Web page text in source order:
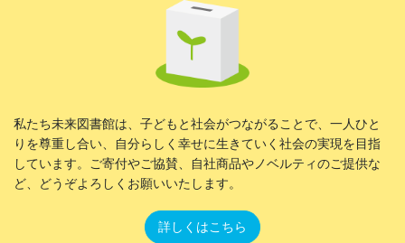
私たち未来図書館は、子どもと社会がつながることで、一人ひと
りを尊重し合い、自分らしく幸せに生きていく社会の実現を目指
しています。ご寄付やご協賛、自社商品やノベルティのご提供な
ど、どうぞよろしくお願いいたします。
詳しくはこちら